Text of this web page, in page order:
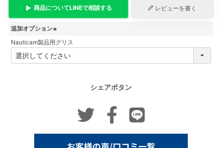
商品についてLINEで相談する レビューを書く
追加オプション
(
必
須
Nauticam製品用グリス
シェアボタン